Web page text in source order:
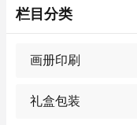
栏目分类
画册印刷
礼盒包装